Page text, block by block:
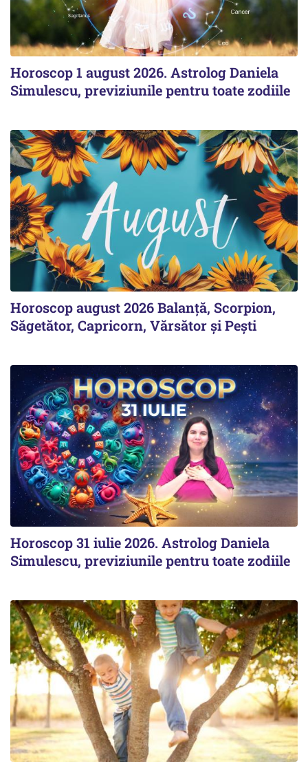
Horoscop 1 august 2026. Astrolog Daniela
Simulescu, previziunile pentru toate zodiile
Horoscop august 2026 Balanță, Scorpion,
Săgetător, Capricorn, Vărsător și Pești
Horoscop 31 iulie 2026. Astrolog Daniela
Simulescu, previziunile pentru toate zodiile